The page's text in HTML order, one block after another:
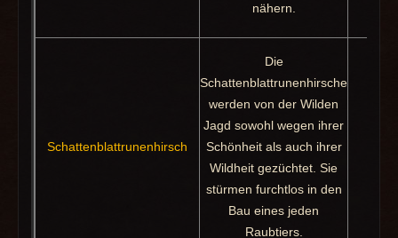
nähern.
Schattenblattrunenhirsch
Die
Schattenblattrunenhirsche
werden von der Wilden
Jagd sowohl wegen ihrer
Schönheit als auch ihrer
Wildheit gezüchtet. Sie
stürmen furchtlos in den
Bau eines jeden
Raubtiers.